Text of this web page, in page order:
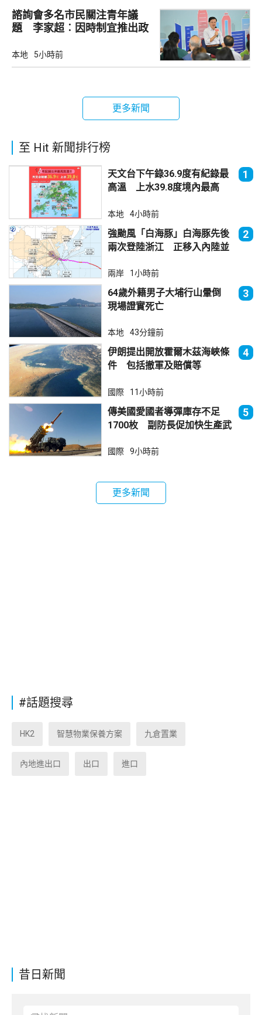
昔日新聞
諮詢會多名市民關注青年議
題 李家超︰因時制宜推出政
本地 5小時前
更多新聞
至 Hit 新聞排行榜
天文台下午錄36.9度有紀錄最
高溫 上水39.8度境內最高
1
本地 4小時前
強颱風「白海豚」白海豚先後
兩次登陸浙江 正移入內陸並
2
兩岸 1小時前
64歲外籍男子大埔行山暈倒
現場證實死亡
3
本地 43分鐘前
伊朗提出開放霍爾木茲海峽條
件 包括撤軍及賠償等
4
國際 11小時前
傳美國愛國者導彈庫存不足
1700枚 副防長促加快生產武
5
國際 9小時前
更多新聞
#話題搜尋
HK2 智慧物業保養方案 九倉置業
內地進出口 出口 進口